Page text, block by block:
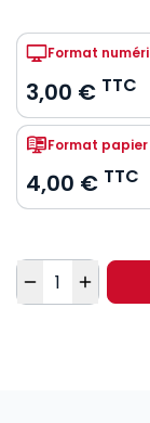
Format
3,00 € TTC
Format papier
4,00 € TTC
Quantité